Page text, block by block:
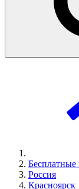
Бесплатные
Россия
Красноярск